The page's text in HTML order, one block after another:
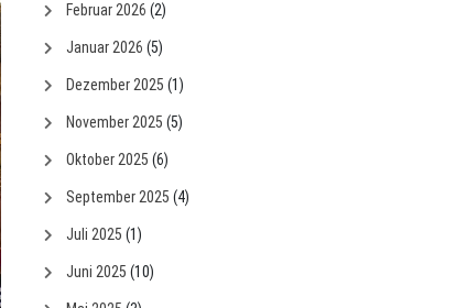
Februar 2026 (2)
Januar 2026 (5)
Dezember 2025 (1)
November 2025 (5)
Oktober 2025 (6)
September 2025 (4)
Juli 2025 (1)
Juni 2025 (10)